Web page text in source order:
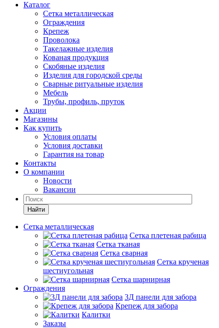
Каталог
Сетка металлическая
Ограждения
Крепеж
Проволока
Такелажные изделия
Кованая продукция
Скобяные изделия
Изделия для городской среды
Сварные ритуальные изделия
Мебель
Трубы, профиль, пруток
Акции
Магазины
Как купить
Условия оплаты
Условия доставки
Гарантия на товар
Контакты
О компании
Новости
Вакансии
Найти
Сетка металлическая
Сетка плетеная рабица
Сетка тканая
Сетка сварная
Сетка крученая
шестиугольная
Сетка шарнирная
Ограждения
3Д панели для забора
Крепеж для забора
Калитки
Заказы